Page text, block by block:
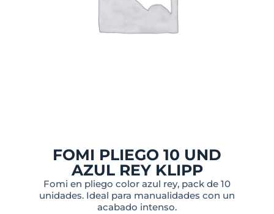
FOMI PLIEGO 10 UND
AZUL REY KLIPP
Fomi en pliego color azul rey, pack de 10
unidades. Ideal para manualidades con un
acabado intenso.